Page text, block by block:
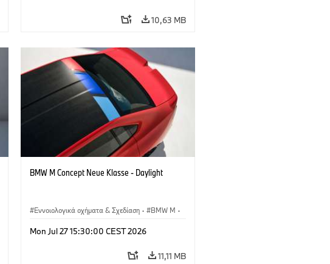
10,63 MB
BMW M Concept Neue Klasse - Daylight
Εννοιολογικά οχήματα & Σχεδίαση · BMW M ·
Mon Jul 27 15:30:00 CEST 2026
11,11 MB